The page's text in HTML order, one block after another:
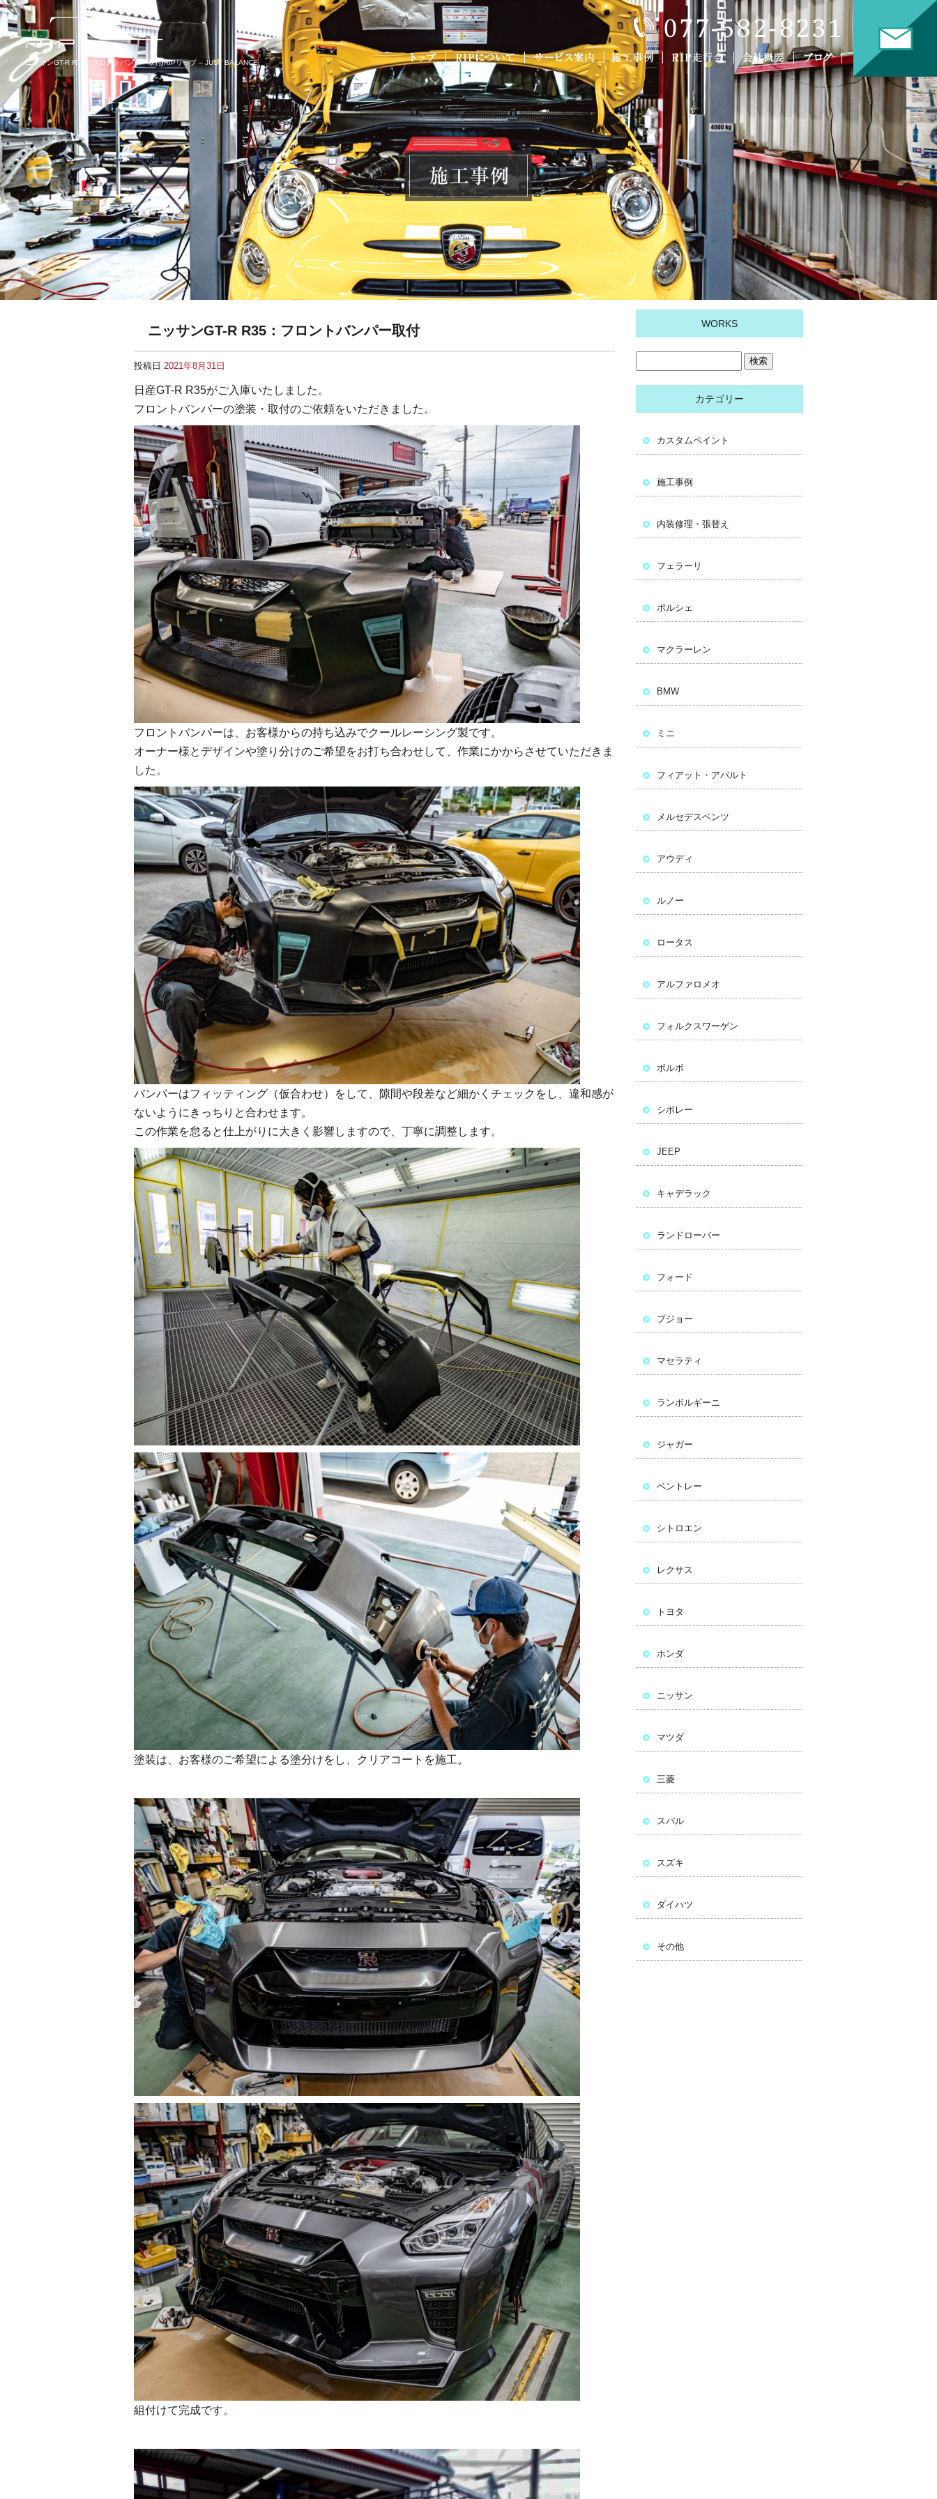
ニッサンGT-R R35：フロントバンパー取付|RIPリップ – JUST BALANCE
ニッサンGT-R R35：フロントバンパー取付
投稿日 2021年8月31日
日産GT-R R35がご入庫いたしました。
フロントバンパーの塗装・取付のご依頼をいただきました。
フロントバンパーは、お客様からの持ち込みでクールレーシング製です。
オーナー様とデザインや塗り分けのご希望をお打ち合わせして、作業にかからさせていただきま
した。
バンパーはフィッティング（仮合わせ）をして、隙間や段差など細かくチェックをし、違和感が
ないようにきっちりと合わせます。
この作業を怠ると仕上がりに大きく影響しますので、丁寧に調整します。
塗装は、お客様のご希望による塗分けをし、クリアコートを施工。
組付けて完成です。
WORKS
カテゴリー
カスタムペイント
施工事例
内装修理・張替え
フェラーリ
ポルシェ
マクラーレン
BMW
ミニ
フィアット・アバルト
メルセデスベンツ
アウディ
ルノー
ロータス
アルファロメオ
フォルクスワーゲン
ボルボ
シボレー
JEEP
キャデラック
ランドローバー
フォード
プジョー
マセラティ
ランボルギーニ
ジャガー
ベントレー
シトロエン
レクサス
トヨタ
ホンダ
ニッサン
マツダ
三菱
スバル
スズキ
ダイハツ
その他